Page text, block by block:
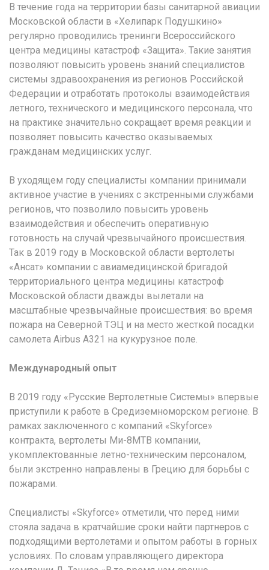
В течение года на территории базы санитарной авиации
Московской области в «Хелипарк Подушкино»
регулярно проводились тренинги Всероссийского
центра медицины катастроф «Защита». Такие занятия
позволяют повысить уровень знаний специалистов
системы здравоохранения из регионов Российской
Федерации и отработать протоколы взаимодействия
летного, технического и медицинского персонала, что
на практике значительно сокращает время реакции и
позволяет повысить качество оказываемых
гражданам медицинских услуг.
В уходящем году специалисты компании принимали
активное участие в учениях с экстренными службами
регионов, что позволило повысить уровень
взаимодействия и обеспечить оперативную
готовность на случай чрезвычайного происшествия.
Так в 2019 году в Московской области вертолеты
«Ансат» компании с авиамедицинской бригадой
территориального центра медицины катастроф
Московской области дважды вылетали на
масштабные чрезвычайные происшествия: во время
пожара на Северной ТЭЦ и на место жесткой посадки
самолета Airbus A321 на кукурузное поле.
Международный опыт
В 2019 году «Русские Вертолетные Системы» впервые
приступили к работе в Средиземноморском регионе. В
рамках заключенного с компаний «Skyforce»
контракта, вертолеты Ми-8МТВ компании,
укомплектованные летно-техническим персоналом,
были экстренно направлены в Грецию для борьбы с
пожарами.
Специалисты «Skyforce» отметили, что перед ними
стояла задача в кратчайшие сроки найти партнеров с
подходящими вертолетами и опытом работы в горных
условиях. По словам управляющего директора